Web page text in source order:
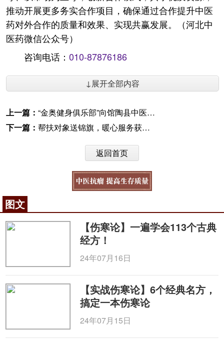
推动开展更多务实合作项目，确保通过合作提升中医
药对外合作的质量和效果、实现共赢发展。（河北中
医药微信公众号）
咨询电话： 010-87876186
↓展开全部内容
上一篇： “金奥健身俱乐部”向馆陶县中医院捐赠爱心健身卡
下一篇： 帮扶对象送锦旗，暖心服务获点赞
返回首页
图文
【伤寒论】一遍学会113个古典
经方！
24年07月16日
【实战伤寒论】6个经典名方，
搞定一本伤寒论
24年07月15日